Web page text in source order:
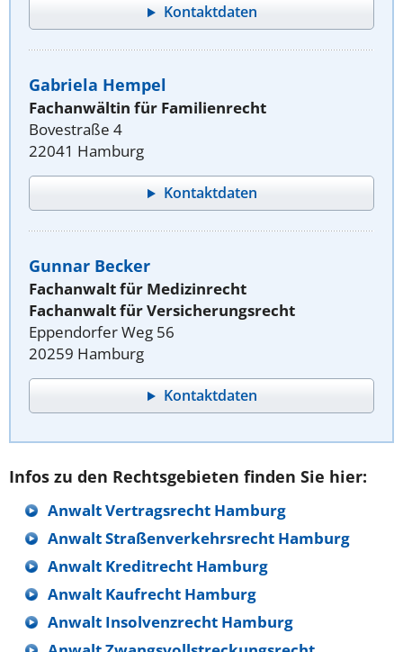
Kontaktdaten
Gabriela Hempel
Fachanwältin für Familienrecht
Bovestraße 4
22041 Hamburg
Kontaktdaten
Gunnar Becker
Fachanwalt für Medizinrecht
Fachanwalt für Versicherungsrecht
Eppendorfer Weg 56
20259 Hamburg
Kontaktdaten
Infos zu den Rechtsgebieten finden Sie hier:
Anwalt Vertragsrecht Hamburg
Anwalt Straßenverkehrsrecht Hamburg
Anwalt Kreditrecht Hamburg
Anwalt Kaufrecht Hamburg
Anwalt Insolvenzrecht Hamburg